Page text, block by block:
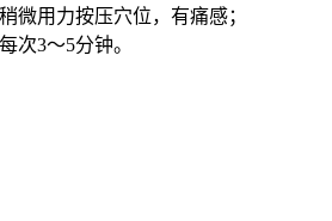
微用力按压穴位，有痛感；
次3～5分钟。